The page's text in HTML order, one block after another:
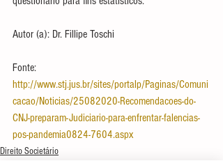
Autor (a): Dr. Fillipe Toschi
http://www.stj.jus.br/sites/portalp/Paginas/Comuni
cacao/Noticias/25082020-Recomendacoes-do-
CNJ-preparam-Judiciario-para-enfrentar-falencias-
pos-pandemia0824-7604.aspx
Direito Societário